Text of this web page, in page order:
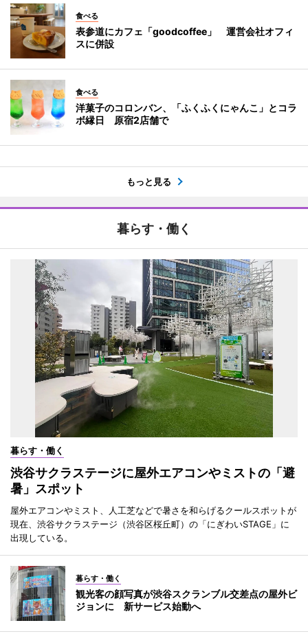
食べる
表参道にカフェ「goodcoffee」 運営会社オフィ
スに併設
食べる
洋菓子のコロンバン、「ふくふくにゃんこ」とコラ
ボ縁日 原宿2店舗で
もっと見る
暮らす・働く
暮らす・働く
渋谷サクラステージに屋外エアコンやミストの「避
暑」スポット
屋外エアコンやミスト、人工芝などで暑さを和らげるクールスポットが
現在、渋谷サクラステージ（渋谷区桜丘町）の「にぎわいSTAGE」に
出現している。
暮らす・働く
観光客の顔写真が渋谷スクランブル交差点の屋外ビ
ジョンに 新サービス始動へ